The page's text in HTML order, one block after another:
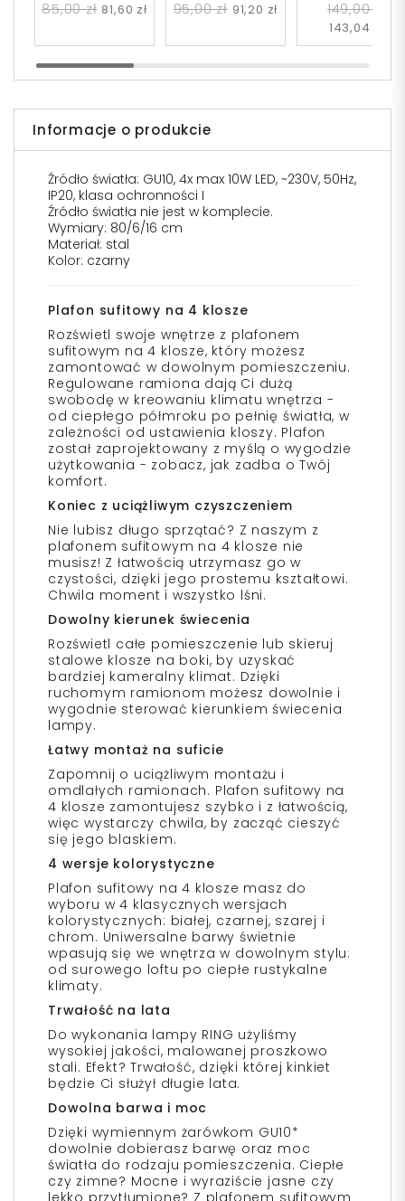
85,00 zł 81,60 zł 149,00 zł
143,04 zł
95,00 zł 91,20 zł
Informacje o produkcie
Źródło światła: GU10, 4x max 10W LED, ~230V, 50Hz,
IP20, klasa ochronności I
Źródło światła nie jest w komplecie.
Wymiary: 80/6/16 cm
Materiał: stal
Kolor: czarny
Plafon sufitowy na 4 klosze
Rozświetl swoje wnętrze z plafonem
sufitowym na 4 klosze, który możesz
zamontować w dowolnym pomieszczeniu.
Regulowane ramiona dają Ci dużą
swobodę w kreowaniu klimatu wnętrza -
od ciepłego półmroku po pełnię światła, w
zależności od ustawienia kloszy. Plafon
został zaprojektowany z myślą o wygodzie
użytkowania - zobacz, jak zadba o Twój
komfort.
Koniec z uciążliwym czyszczeniem
Nie lubisz długo sprzątać? Z naszym z
plafonem sufitowym na 4 klosze nie
musisz! Z łatwością utrzymasz go w
czystości, dzięki jego prostemu kształtowi.
Chwila moment i wszystko lśni.
Dowolny kierunek świecenia
Rozświetl całe pomieszczenie lub skieruj
stalowe klosze na boki, by uzyskać
bardziej kameralny klimat. Dzięki
ruchomym ramionom możesz dowolnie i
wygodnie sterować kierunkiem świecenia
lampy.
Łatwy montaż na suficie
Zapomnij o uciążliwym montażu i
omdlałych ramionach. Plafon sufitowy na
4 klosze zamontujesz szybko i z łatwością,
więc wystarczy chwila, by zacząć cieszyć
się jego blaskiem.
4 wersje kolorystyczne
Plafon sufitowy na 4 klosze masz do
wyboru w 4 klasycznych wersjach
kolorystycznych: białej, czarnej, szarej i
chrom. Uniwersalne barwy świetnie
wpasują się we wnętrza w dowolnym stylu:
od surowego loftu po ciepłe rustykalne
klimaty.
Trwałość na lata
Do wykonania lampy RING użyliśmy
wysokiej jakości, malowanej proszkowo
stali. Efekt? Trwałość, dzięki której kinkiet
będzie Ci służył długie lata.
Dowolna barwa i moc
Dzięki wymiennym żarówkom GU10*
dowolnie dobierasz barwę oraz moc
światła do rodzaju pomieszczenia. Ciepłe
czy zimne? Mocne i wyraziście jasne czy
lekko przytłumione? Z plafonem sufitowym